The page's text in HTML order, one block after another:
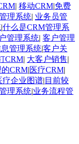
| 移动CRM|免费
理系统| 业务员管
|什么是CRM管理系
管理系统| 客户管理
管理系统|客户关
CRM| 大客户销售|
CRM|医疗CRM|
疗企业图谱| ​目前较
理系统|业务流程管